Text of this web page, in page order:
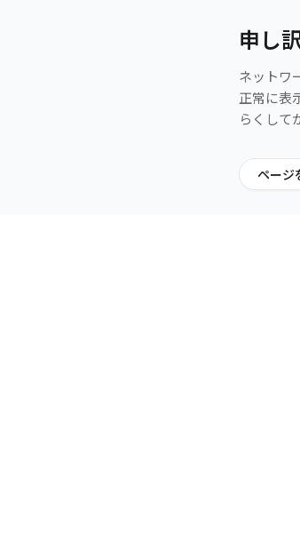
申し
ネットワ
正常に表
らくして
ページ